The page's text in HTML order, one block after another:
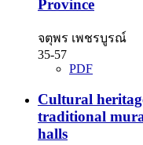
Province
จตุพร เพชรบูรณ์
35-57
PDF
Cultural
traditional
halls